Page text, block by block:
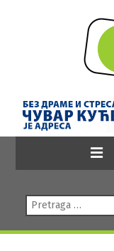
Pretraga: